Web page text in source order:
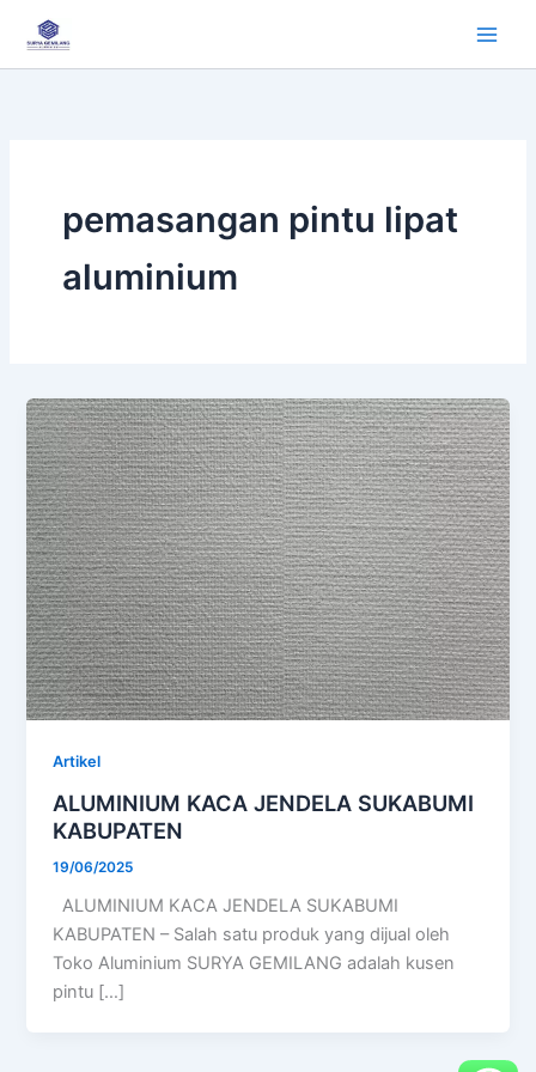
konten
pemasangan pintu lipat
aluminium
Artikel
ALUMINIUM KACA JENDELA SUKABUMI
KABUPATEN
19/06/2025
ALUMINIUM KACA JENDELA SUKABUMI
KABUPATEN – Salah satu produk yang dijual oleh
Toko Aluminium SURYA GEMILANG adalah kusen
pintu […]